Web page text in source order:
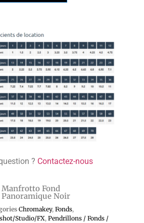
? Contactez-nous
Manfrotto Fond
Panoramique Noir
Chromakey, Fonds,
Studio/FX, Pendrillons / Fonds /